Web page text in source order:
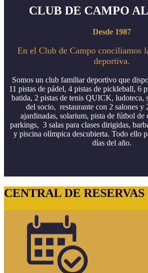
CLUB DE CAMPO
Desde 1987
En el Club de Campo conciliamos
deportiva.
Somos un club familiar deportivo que
11 pistas de pádel, 4 pistas de pickleball, 6
batida, 2 pistas de tenis QUICK, ludoteca,
del socio, restaurante con 2 salones y
ajardinadas, solarium, pista de fútbol de
parkings, 3 salas para clases dirigidas,
y piscina olímpica descubierta. Todo ello
días del año.
CENTRAL DE RESERVAS